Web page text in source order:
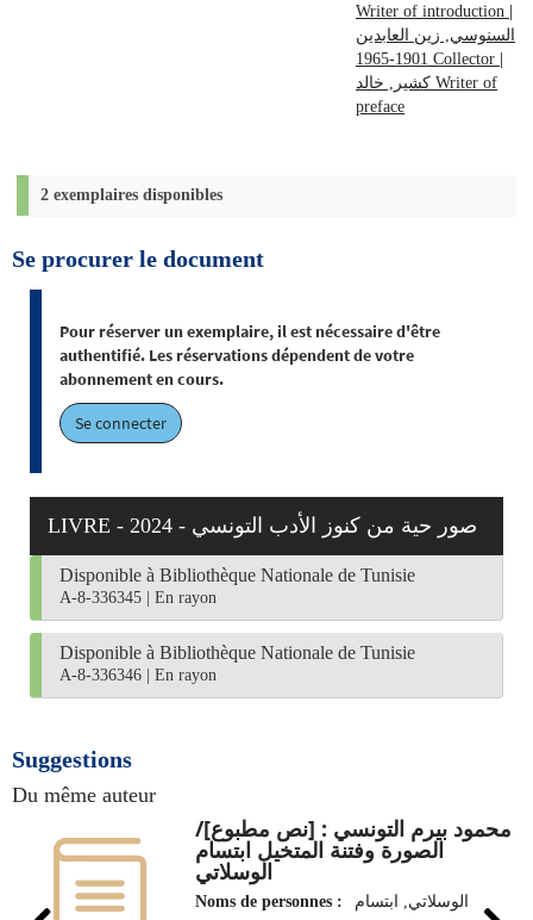
Writer of introduction
السنوسي‏, ‏زين العابدين‏
‏1965-1901‏ Collector
كشير, خالد Writer of
preface
2 exemplaires disponibles
Se procurer le document
Pour réserver un exemplaire, il est nécessaire d'être
authentifié. Les réservations dépendent de votre
abonnement en cours.
Se connecter
LIVRE - 2024 - صور حية من كنوز الأدب التونسي
Disponible à Bibliothèque Nationale de Tunisie
A-8-336345 En rayon
Disponible à Bibliothèque Nationale de Tunisie
A-8-336346 En rayon
Suggestions
Du même auteur
محمود بيرم التونسي : [نص مطبوع]‏/
‏الصورة وفتنة المتخيل‏ ‏ابتسام
الوسلاتي
Noms de personnes :
الوسلاتي, ابتسام